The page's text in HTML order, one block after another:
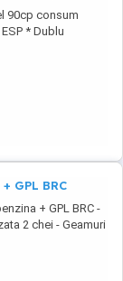
90cp consum
* Dublu
* Oglinzile
* Radio CD
* Senzori de
GPL BRC
+ GPL BRC -
2 chei - Geamuri
- Computer de
Folii omologate
- RCD original +